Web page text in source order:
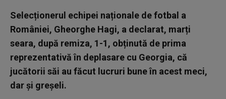
Selecționerul echipei naționale de fotbal a
României, Gheorghe Hagi, a declarat, marți
seara, după remiza, 1-1, obținută de prima
reprezentativă în deplasare cu Georgia, că
jucătorii săi au făcut lucruri bune în acest meci,
dar și greșeli.